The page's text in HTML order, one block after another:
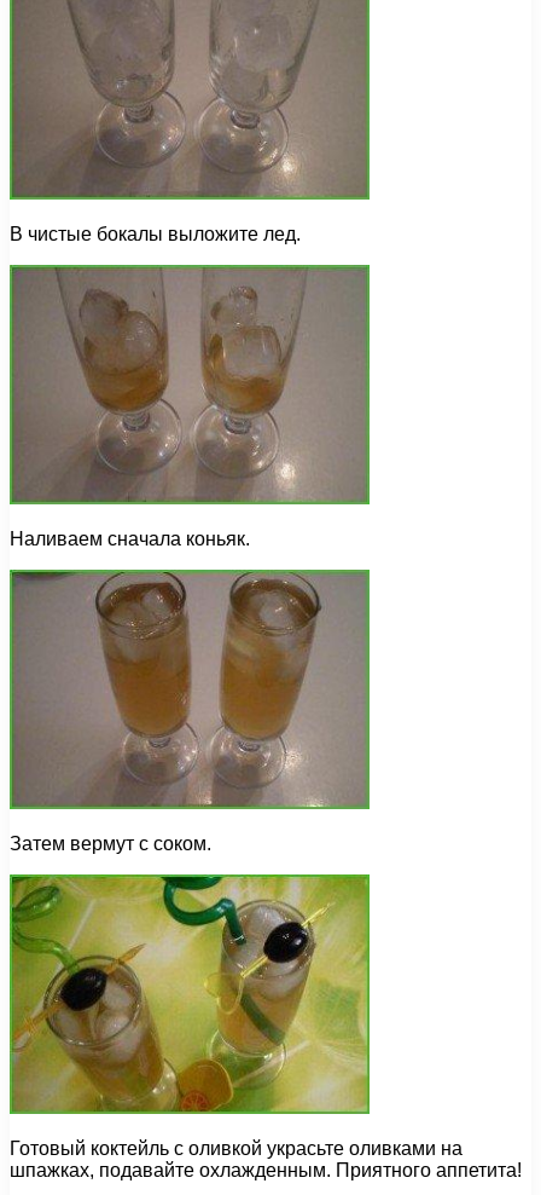
В чистые бокалы выложите лед.
Наливаем сначала коньяк.
Затем вермут с соком.
Готовый коктейль с оливкой украсьте оливками на
шпажках, подавайте охлажденным. Приятного аппетита!